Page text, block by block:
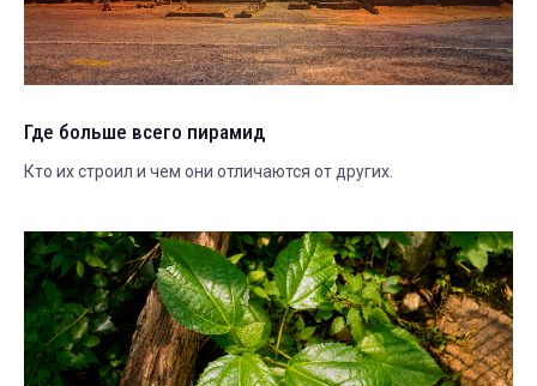
Где больше всего пирамид
Кто их строил и чем они отличаются от других.